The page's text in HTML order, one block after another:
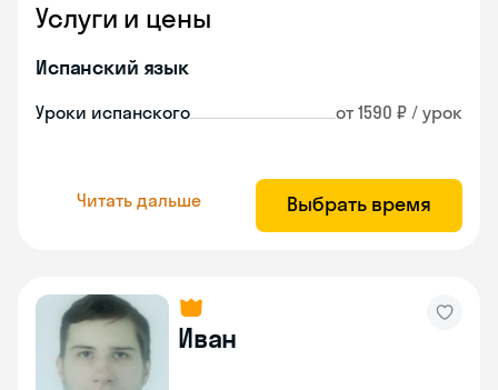
Услуги и цены
Испанский язык
Уроки испанского от 1590 ₽ / урок
Читать дальше Выбрать время
Иван